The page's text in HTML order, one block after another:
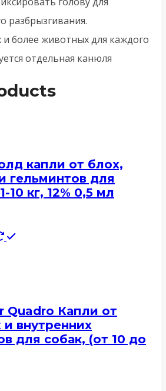
разбрызгивания.
и более животных для каждого
отдельная канюля
капли от блох,
гельминтов для
10 кг, 12% 0,5 мл
Quadro Капли от
внутренних
для собак, (от 10 до